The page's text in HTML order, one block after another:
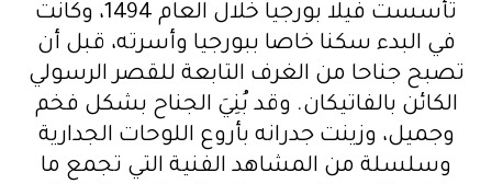
تأسست فيلا بورجيا خلال العام 1494، وكانت
في البدء سكنا خاصا ببورجيا وأسرته، قبل أن
تصبح جناحا من الغرف التابعة للقصر الرسولي
الكائن بالفاتيكان. وقد بُنِيَ الجناح بشكل فخم
وجميل، وزينت جدرانه بأروع اللوحات الجدارية
وسلسلة من المشاهد الفنية التي تجمع ما